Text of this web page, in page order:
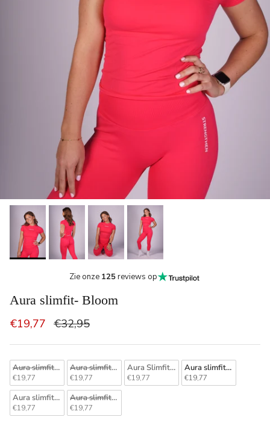
Zie onze 125reviews op
Aura slimfit- Bloom
€19,77 €32,95
Aura slimfit- Luxury black
€19,77
Aura slimfit- Azure
€19,77
Aura Slimfit-Jade
€19,77
Aura slimfit- Bloom
€19,77
Aura slimfit- Honey silk
€19,77
Aura slimfit- Cinnamon
€19,77